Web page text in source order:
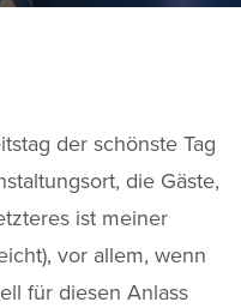
der schönste Tag
die Gäste,
ist meiner
vor allem, wenn
für diesen Anlass